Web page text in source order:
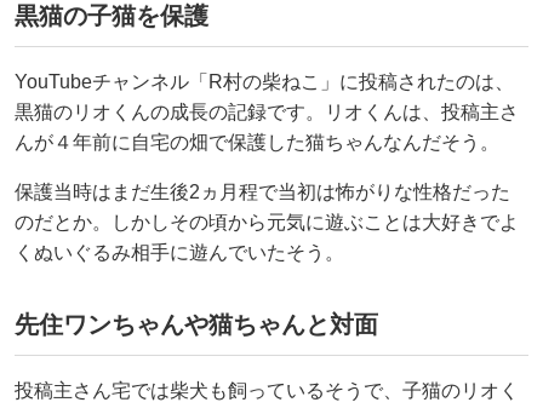
黒猫の子猫を保護
YouTubeチャンネル「R村の柴ねこ」に投稿されたのは、
黒猫のリオくんの成長の記録です。リオくんは、投稿主さ
んが４年前に自宅の畑で保護した猫ちゃんなんだそう。
保護当時はまだ生後2ヵ月程で当初は怖がりな性格だった
のだとか。しかしその頃から元気に遊ぶことは大好きでよ
くぬいぐるみ相手に遊んでいたそう。
先住ワンちゃんや猫ちゃんと対面
投稿主さん宅では柴犬も飼っているそうで、子猫のリオく